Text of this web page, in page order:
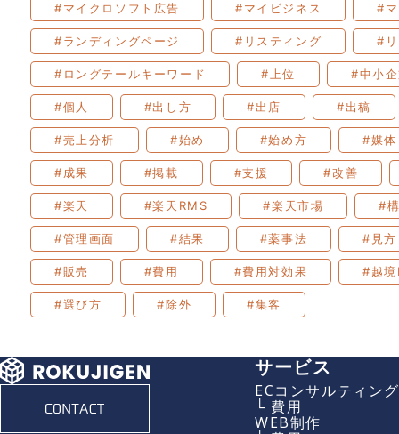
#マイクロソフト広告 #マイビジネス #
#ランディングページ #リスティング #
#ロングテールキーワード #上位 #中小
#個人 #出し方 #出店 #出稿
#売上分析 #始め #始め方 #媒体
#成果 #掲載 #支援 #改善
#楽天 #楽天RMS #楽天市場 #
#管理画面 #結果 #薬事法 #見方
#販売 #費用 #費用対効果 #越
#選び方 #除外 #集客
サービス
ECコンサルティング
└ 費用
WEB制作